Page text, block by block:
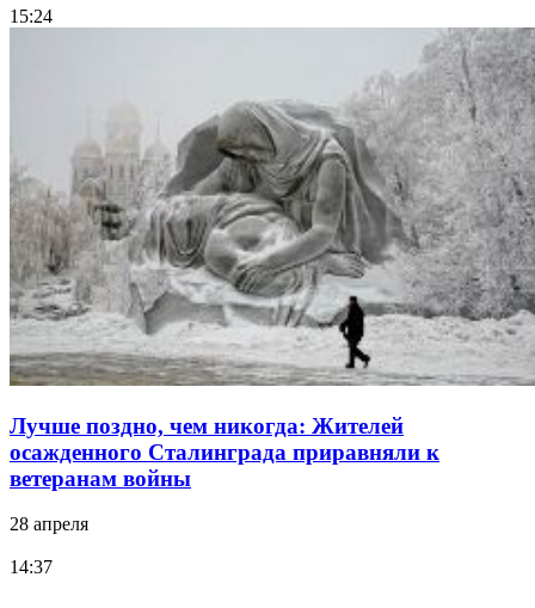
15:24
Лучше поздно, чем никогда: Жителей
осажденного Сталинграда приравняли к
ветеранам войны
28 апреля
14:37